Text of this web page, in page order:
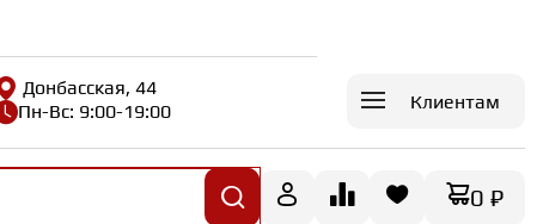
Донбасская, 44
Пн-Вс: 9:00-19:00
Клиентам
0 ₽